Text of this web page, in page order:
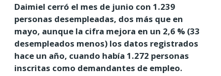
Daimiel cerró el mes de junio con 1.239
personas desempleadas, dos más que en
mayo, aunque la cifra mejora en un 2,6 % (33
desempleados menos) los datos registrados
hace un año, cuando había 1.272 personas
inscritas como demandantes de empleo.